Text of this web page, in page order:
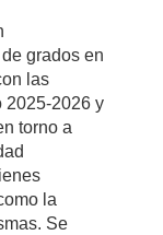
grados en
las
2025-2026 y
torno a
la
Se